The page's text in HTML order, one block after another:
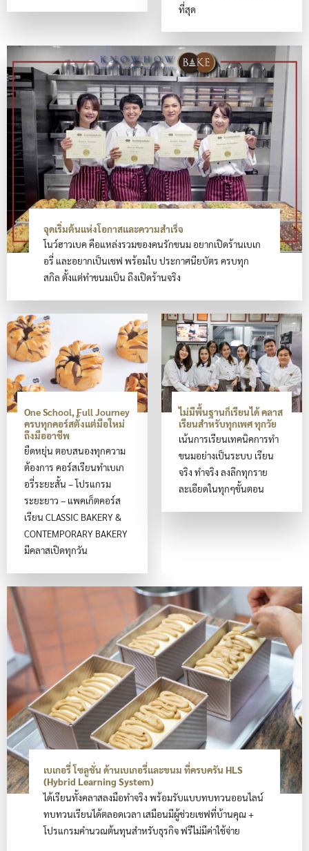
ที่สุด
จุดเริ่มต้นแห่งโอกาสและความสำเร็จ
โนว์ฮาวเบค คือแหล่งรวมของคนรักขนม อยากเปิดร้านเบเก
อรี่ และอยากเป็นเชฟ พร้อมใบ ประกาศนียบัตร ครบทุก
สกิล ตั้งแต่ทำขนมเป็น ถึงเปิดร้านจริง
One School, Full Journey
ครบทุกคอร์สตั้งแต่มือใหม่
ถึงมืออาชีพ
ยืดหยุ่น ตอบสนองทุกความ
ต้องการ คอร์สเรียนทำเบเก
อรี่ระยะสั้น – โปรแกรม
ระยะยาว – แพคเก็ตคอร์ส
เรียน CLASSIC BAKERY &
CONTEMPORARY BAKERY
มีคลาสเปิดทุกวัน
ไม่มีพื้นฐานก็เรียนได้ คลาส
เรียนสำหรับทุกเพศ ทุกวัย
เน้นการเรียนเทคนิคการทำ
ขนมอย่างเป็นระบบ เรียน
จริง ทำจริง ลงลึกทุกราย
ละเอียดในทุกๆขั้นตอน
เบเกอรี่ โซลูชั่น ด้านเบเกอรี่และขนม ที่ครบครัน HLS
(Hybrid Learning System)
ได้เรียนทั้งคลาสลงมือทำจริง พร้อมรับแบบทบทวนออนไลน์
ทบทวนเรียนได้ตลอดเวลา เสมือนมีผู้ช่วยเชฟที่บ้านคุณ +
โปรแกรมคำนวณต้นทุนสำหรับธุรกิจ ฟรีไม่มีค่าใช้จ่าย